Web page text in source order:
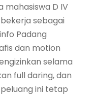
mahasiswa D IV
sebagai
Padang
dan motion
selama
full daring, dan
ini tetap